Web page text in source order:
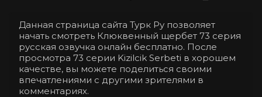
Данная страница сайта Турк Ру позволяет
начать смотреть Клюквенный щербет 73 серия
русская озвучка онлайн бесплатно. После
просмотра 73 серии Kizilcik Serbeti в хорошем
качестве, вы можете поделиться своими
впечатлениями с другими зрителями в
комментариях.